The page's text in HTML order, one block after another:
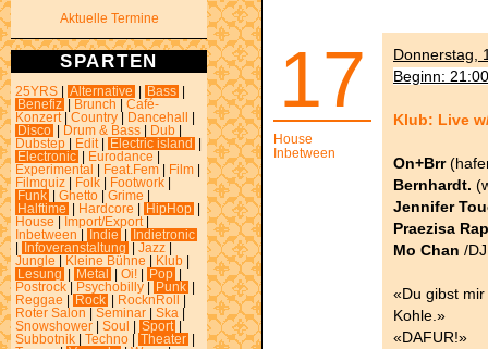
Aktuelle Termine
SPARTEN
25YRS Alternative Bass
Benefiz
Brunch
Café-
Konzert
Country Dancehall
Disco
Drum & Bass Dub
Dubstep
Edit Electric island
Electronic
Eurodance
Experimental
Feat.Fem Film
Filmquiz
Folk Footwork
Funk
Ghetto Grime
Halftime
Hardcore HipHop
House
Import/Export
Inbetween
Indie
Indietronic
Infoveranstaltung Jazz
Jungle
Kleine Bühne Klub
Lesung
Metal Oi! Pop
Postrock
Psychobilly Punk
Reggae
Rock RocknRoll
Roter Salon
Seminar Ska
Snowshower
Soul Sport
Subbotnik
Techno Theater
17
House
Inbetween
Donnerstag,
Beginn:
Klub: Live
On+Brr
Bernhardt.
Jennifer
Praezisa
Mo Chan /DJ
«Du gibst
Kohle.»
«DAFUR!»